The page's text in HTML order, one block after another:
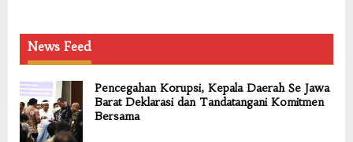
News Feed
Pencegahan Korupsi, Kepala Daerah Se Jawa
Barat Deklarasi dan Tandatangani Komitmen
Bersama